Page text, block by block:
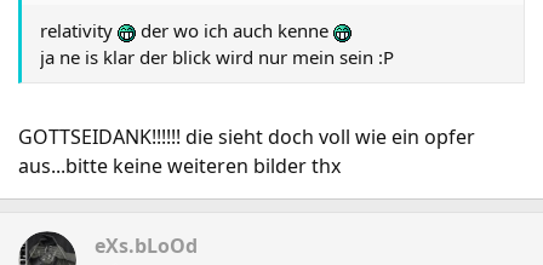
relativity
der wo ich auch kenne
ja ne is klar der blick wird nur mein sein :P
GOTTSEIDANK!!!!!! die sieht doch voll wie ein opfer
aus...bitte keine weiteren bilder thx
eXs.bLoOd